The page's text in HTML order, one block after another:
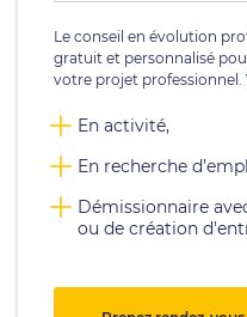
Le conseil en évolution
gratuit et personnalisé
votre projet professionnel.
En activité,
En recherche
Démissionnaire
ou de création